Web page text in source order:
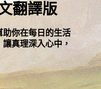
語
言
關
於
竭
誠
翻譯版
你在每日的生活
真理深入心中，